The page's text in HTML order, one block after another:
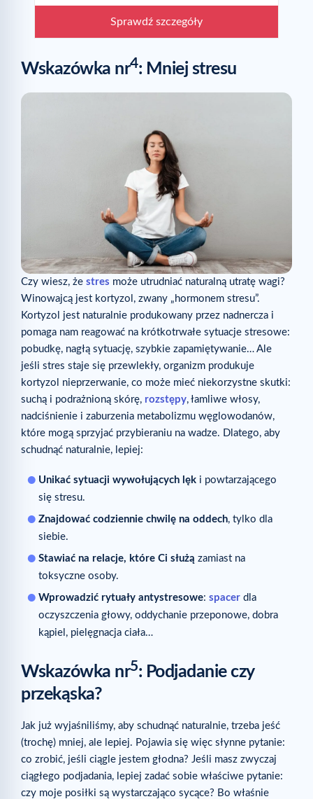
Sprawdź szczegóły
Wskazówka nr4: Mniej stresu
Czy wiesz, że stres może utrudniać naturalną utratę wagi?
Winowajcą jest kortyzol, zwany „hormonem stresu”.
Kortyzol jest naturalnie produkowany przez nadnercza i
pomaga nam reagować na krótkotrwałe sytuacje stresowe:
pobudkę, nagłą sytuację, szybkie zapamiętywanie… Ale
jeśli stres staje się przewlekły, organizm produkuje
kortyzol nieprzerwanie, co może mieć niekorzystne skutki:
suchą i podrażnioną skórę, rozstępy, łamliwe włosy,
nadciśnienie i zaburzenia metabolizmu węglowodanów,
które mogą sprzyjać przybieraniu na wadze. Dlatego, aby
schudnąć naturalnie, lepiej:
Unikać sytuacji wywołujących lęk i powtarzającego
się stresu.
Znajdować codziennie chwilę na oddech, tylko dla
siebie.
Stawiać na relacje, które Ci służą zamiast na
toksyczne osoby.
Wprowadzić rytuały antystresowe: spacer dla
oczyszczenia głowy, oddychanie przeponowe, dobra
kąpiel, pielęgnacja ciała…
Wskazówka nr5: Podjadanie czy
przekąska?
Jak już wyjaśniliśmy, aby schudnąć naturalnie, trzeba jeść
(trochę) mniej, ale lepiej. Pojawia się więc słynne pytanie:
co zrobić, jeśli ciągle jestem głodna? Jeśli masz zwyczaj
ciągłego podjadania, lepiej zadać sobie właściwe pytanie:
czy moje posiłki są wystarczająco sycące? Bo właśnie